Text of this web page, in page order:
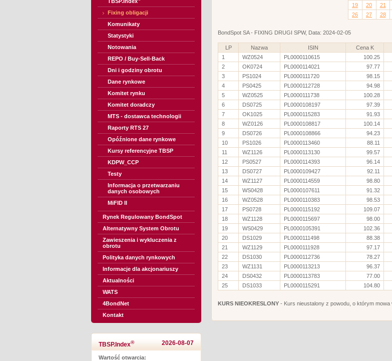
Fixing obligacji
Komunikaty
Statystyki
Notowania
REPO / Buy-Sell-Back
Dni i godziny obrotu
Dane rynkowe
Komitet rynku
Komitet doradczy
MTS - dostawca technologii
Raporty RTS 27
Opóźnione dane rynkowe
Kursy referencyjne TBSP
KDPW_CCP
Testy
Informacja o przetwarzaniu
danych osobowych
MiFID II
Rynek Regulowany BondSpot
Alternatywny System Obrotu
Zawieszenia i wykluczenia z
obrotu
Polityka danych rynkowych
Informacje dla akcjonariuszy
Aktualności
WATS
4BondNet
Kontakt
TBSP.Index® 2026-08-07
Wartość otwarcia:
19
20 21
26
27 28
BondSpot SA - FIXING DRUGI SPW, Data: 2024-02-05
LP Nazwa ISIN Cena K
1
WZ0524 PL0000110615 100.25
2
OK0724 PL0000114021 97.77
3
PS1024 PL0000111720 98.15
4
PS0425 PL0000112728 94.98
5
WZ0525 PL0000111738 100.28
6
DS0725 PL0000108197 97.39
7
OK1025 PL0000115283 91.93
8
WZ0126 PL0000108817 100.14
9
DS0726 PL0000108866 94.23
10
PS1026 PL0000113460 88.11
11
WZ1126 PL0000113130 99.57
12
PS0527 PL0000114393 96.14
13
DS0727 PL0000109427 92.11
14
WZ1127 PL0000114559 98.80
15
WS0428 PL0000107611 91.32
16
WZ0528 PL0000110383 98.53
17
PS0728 PL0000115192 109.07
18
WZ1128 PL0000115697 98.00
19
WS0429 PL0000105391 102.36
20
DS1029 PL0000111498 88.38
21
WZ1129 PL0000111928 97.17
22
DS1030 PL0000112736 78.27
23
WZ1131 PL0000113213 96.37
24
DS0432 PL0000113783 77.00
25
DS1033 PL0000115291 104.80
KURS NIEOKRESLONY - Kurs nieustalony z powodu, o którym mowa